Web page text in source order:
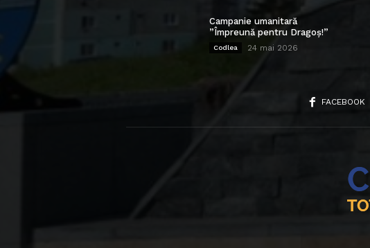
Campanie umanitară
”Împreună pentru Dragoș!”
Codlea 24 mai 2026
FACEBOOK